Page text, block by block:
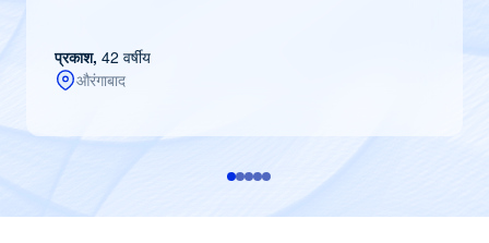
प्रकाश, 42 वर्षीय
औरंगाबाद